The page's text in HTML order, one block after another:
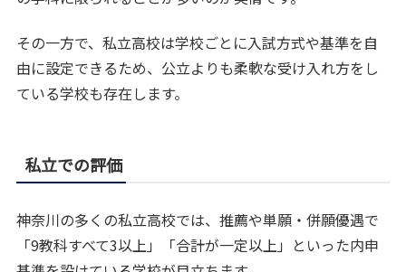
その一方で、私立高校は学校ごとに入試方式や基準を自
由に設定できるため、公立よりも柔軟な受け入れ方をし
ている学校も存在します。
私立での評価
神奈川の多くの私立高校では、推薦や単願・併願優遇で
「9教科すべて3以上」「合計が一定以上」といった内申